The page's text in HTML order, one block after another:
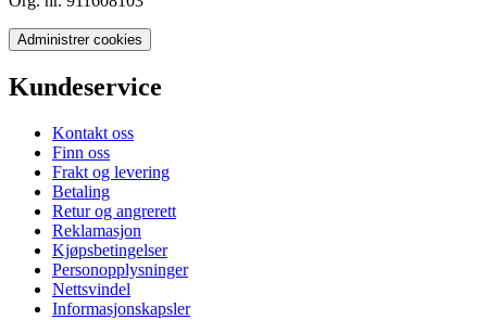
Administrer cookies
Kundeservice
Kontakt oss
Finn oss
Frakt og levering
Betaling
Retur og angrerett
Reklamasjon
Kjøpsbetingelser
Personopplysninger
Nettsvindel
Informasjonskapsler